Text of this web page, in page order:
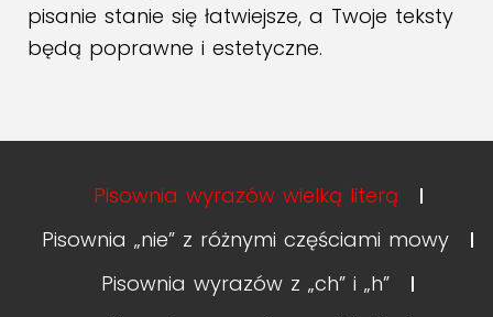
pisanie stanie się łatwiejsze, a Twoje teksty
będą poprawne i estetyczne.
Pisownia wyrazów wielką literą
Pisownia „nie” z różnymi częściami mowy
Pisownia wyrazów z „ch” i „h”